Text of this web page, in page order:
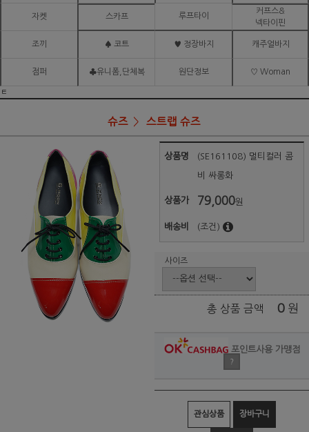
자켓 스카프 루프타이
커프스&
넥타이핀
조끼 ♠ 코트 ♥ 정장바지 캐주얼바지
점퍼 ♣유니폼,단체복 원단정보 ♡ Woman
ㅌ
슈즈 스트랩 슈즈
상품명 (SE161108) 멀티컬러 콤
비 싸롱화
상품가 79,000원
배송비 (조건)
사이즈
총 상품 금액 0 원
포인트사용 가맹점
?
관심상품 장바구니